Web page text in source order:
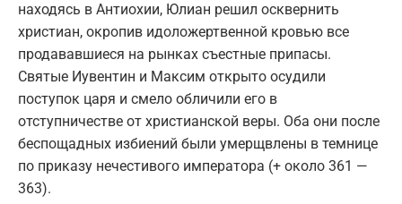
находясь в Антиохии, Юлиан решил осквернить
христиан, окропив идоложертвенной кровью все
продававшиеся на рынках съестные припасы.
Святые Иувентин и Максим открыто осудили
поступок царя и смело обличили его в
отступничестве от христианской веры. Оба они после
беспощадных избиений были умерщвлены в темнице
по приказу нечестивого императора (+ около 361 —
363).